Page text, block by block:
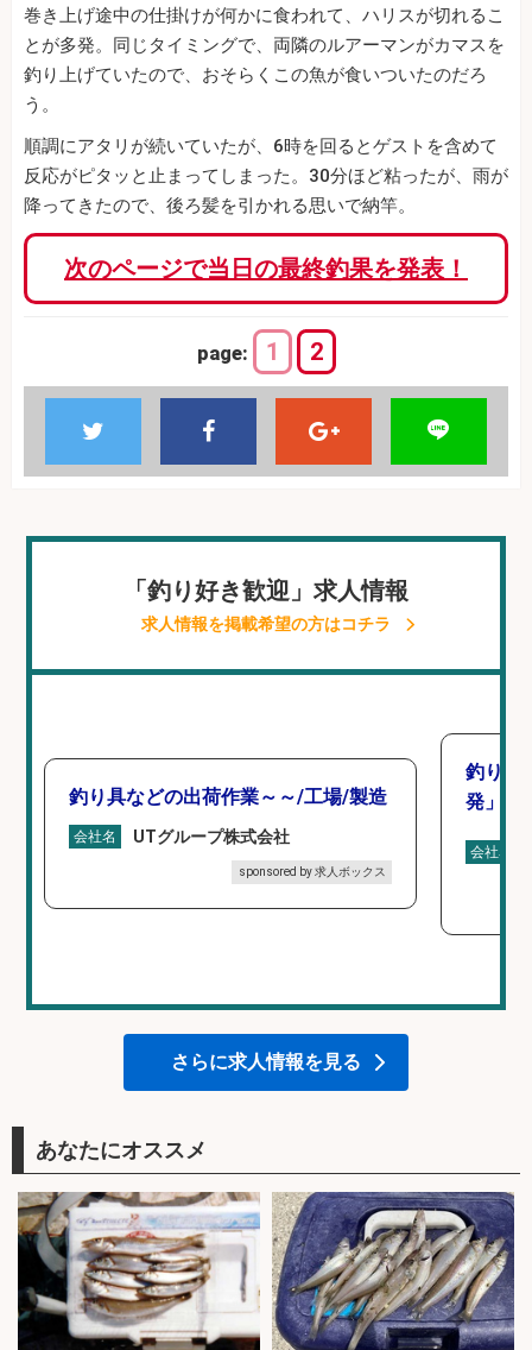
巻き上げ途中の仕掛けが何かに食われて、ハリスが切れるこ
とが多発。同じタイミングで、両隣のルアーマンがカマスを
釣り上げていたので、おそらくこの魚が食いついたのだろ
う。
順調にアタリが続いていたが、6時を回るとゲストを含めて
反応がピタッと止まってしまった。30分ほど粘ったが、雨が
降ってきたので、後ろ髪を引かれる思いで納竿。
次のページで当日の最終釣果を発表！
page: 1 2
「釣り好き歓迎」求人情報
求人情報を掲載希望の方はコチラ
釣り具などの出荷作業～～/工場/製造
会社名 UTグループ株式会社
sponsored by 求人ボックス
釣り好
発」/
会社名
さらに求人情報を見る
あなたにオススメ